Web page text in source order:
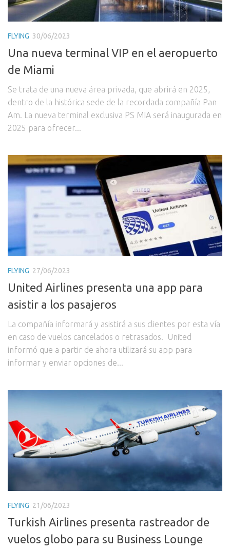
FLYING 30/06/2023
Una nueva terminal VIP en el aeropuerto
de Miami
Se trata de una nueva área privada, que abrirá en 2025,
dentro de la histórica sede de la recordada compañía Pan
Am. La nueva terminal exclusiva PS MIA será inaugurada en
2025 para ofrecer...
FLYING 27/06/2023
United Airlines presenta una app para
asistir a los pasajeros
La compañía informará y asistirá a sus clientes por esta vía
en caso de vuelos cancelados o retrasados. United
informó que a partir de ahora utilizará su app para
informar y enviar opciones de...
FLYING 21/06/2023
Turkish Airlines presenta rastreador de
vuelos globo para su Business Lounge